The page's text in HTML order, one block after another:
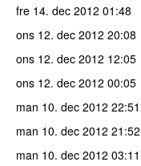
fre 14. dec 2012 01:48
ons 12. dec 2012 20:08
ons 12. dec 2012 12:05
ons 12. dec 2012 00:05
man 10. dec 2012 22:51
man 10. dec 2012 21:52
man 10. dec 2012 03:11